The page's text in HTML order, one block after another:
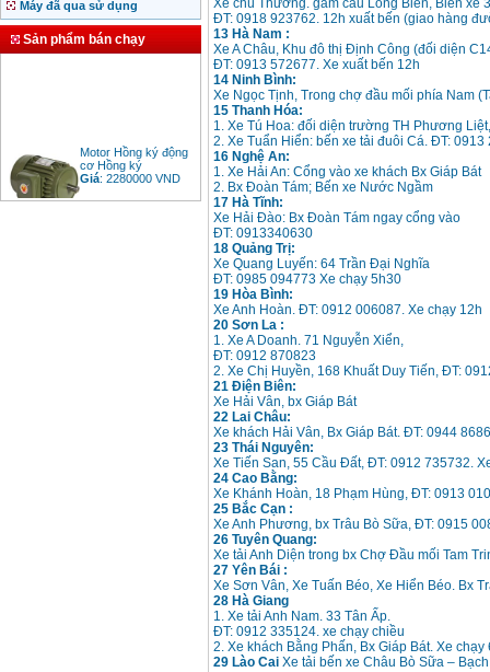
Máy đã qua sử dụng
Sản phẩm bán chạy
Motor Hồng ký động
cơ Hồng ký
Giá: 2280000 VND
Xe chú Thường. gầm cầu Long Biên, Biển xe
ĐT: 0918 923762. 12h xuất bến (giao hàng
13 Hà Nam :
Xe A Châu, Khu đô thị Định Công (đối diện
ĐT: 0913 572677. Xe xuất bến 12h
14 Ninh Bình:
Xe Ngọc Tịnh, Trong chợ đầu mối phía Nam
15 Thanh Hóa:
1. Xe Tú Hoa: đối diện trường TH Phương
2. Xe Tuẩn Hiển: bến xe tải đuôi Cá. ĐT:
16 Nghệ An:
1. Xe Hải An: Cổng vào xe khách Bx Giáp Bát
2. Bx Đoàn Tám; Bến xe Nước Ngầm
17 Hà Tĩnh:
Xe Hải Đào: Bx Đoàn Tám ngay cổng vào
ĐT: 0913340630
18 Quảng Trị:
Xe Quang Luyến: 64 Trần Đại Nghĩa
ĐT: 0985 094773 Xe chạy 5h30
19 Hòa Bình:
Xe Anh Hoàn. ĐT: 0912 006087. Xe chạy 12h
20 Sơn La :
1. Xe A Doanh. 71 Nguyễn Xiển,
ĐT: 0912 870823
2. Xe Chị Huyền, 168 Khuất Duy Tiến, ĐT:
21 Điện Biên:
Xe Hải Vân, bx Giáp Bát
22 Lai Châu:
Xe khách Hải Vân, Bx Giáp Bát. ĐT: 0944
23 Thái Nguyên:
Xe Tiến San, 55 Cầu Đất, ĐT: 0912 735732.
24 Cao Bằng:
Xe Khánh Hoàn, 18 Phạm Hùng, ĐT: 0913
25 Bắc Cạn :
Xe Anh Phương, bx Trâu Bò Sữa, ĐT: 0915
26 Tuyên Quang:
Xe tải Anh Diện trong bx Chợ Đầu mối Tam
27 Yên Bái :
Xe Sơn Vân, Xe Tuấn Béo, Xe Hiển Béo. Bx
28 Hà Giang
1. Xe tải Anh Nam. 33 Tân Ấp.
ĐT: 0912 335124. xe chạy chiều
2. Xe khách Bằng Phấn, Bx Giáp Bát. Xe chạy
29 Lào Cai Xe tải bến xe Châu Bò Sữa –